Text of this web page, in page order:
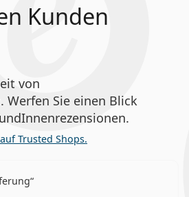
Kunden
von
Werfen Sie einen Blick
Trusted Shops.